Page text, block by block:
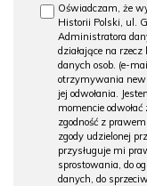
Oświadczam, że
Historii Polski, ul.
Administratora
działające na
danych osob. (e-
otrzymywania
jej odwołania.
momencie
zgodność z
zgody udzielonej
przysługuje mi
sprostowania, do
danych, do